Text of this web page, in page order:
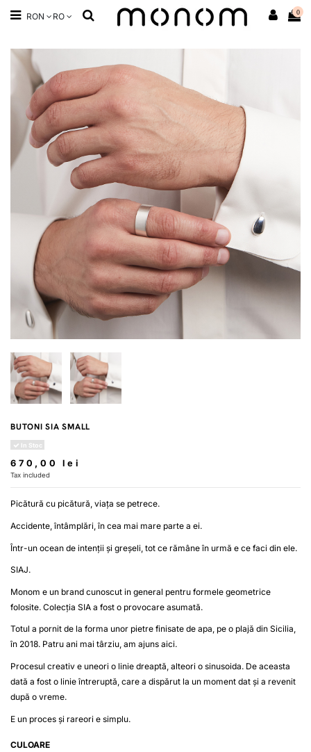
RON RO 0
BUTONI SIA SMALL
In Stoc
670,00 lei
Tax included
Picătură cu picătură, viața se petrece.
Accidente, întâmplări, în cea mai mare parte a ei.
Într-un ocean de intenții și greșeli, tot ce rămâne în urmă e ce faci din ele.
SIAJ.
Monom e un brand cunoscut in general pentru formele geometrice
folosite. Colecția SIA a fost o provocare asumată.
Totul a pornit de la forma unor pietre finisate de apa, pe o plajă din Sicilia,
în 2018. Patru ani mai târziu, am ajuns aici.
Procesul creativ e uneori o linie dreaptă, alteori o sinusoida. De aceasta
dată a fost o linie întreruptă, care a dispărut la un moment dat și a revenit
după o vreme.
E un proces și rareori e simplu.
CULOARE